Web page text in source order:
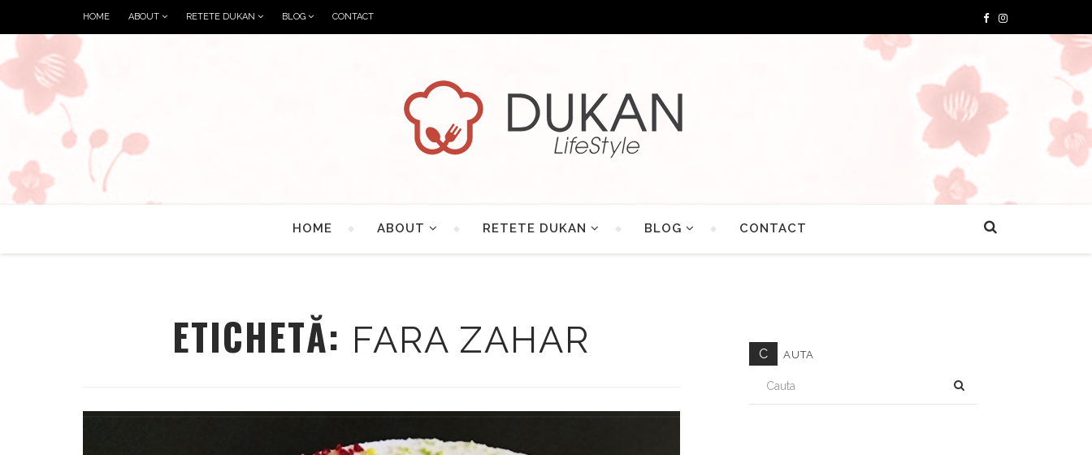
HOME ABOUT RETETE DUKAN BLOG CONTACT
HOME ABOUT RETETE DUKAN BLOG CONTACT
ETICHETĂ: FARA ZAHAR C AUTA